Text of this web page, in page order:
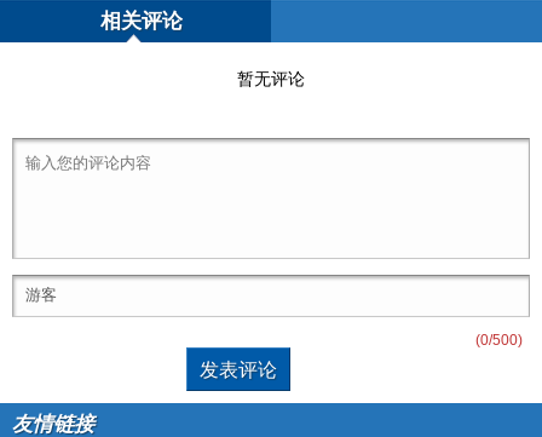
相关评论
暂无评论
(0/500)
友情链接